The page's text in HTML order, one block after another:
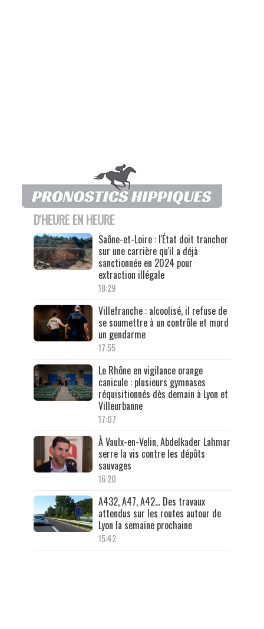
D'HEURE EN HEURE
Saône-et-Loire : l'État doit trancher
sur une carrière qu'il a déjà
sanctionnée en 2024 pour
extraction illégale
18:29
Villefranche : alcoolisé, il refuse de
se soumettre à un contrôle et mord
un gendarme
17:55
Le Rhône en vigilance orange
canicule : plusieurs gymnases
réquisitionnés dès demain à Lyon et
Villeurbanne
17:07
À Vaulx-en-Velin, Abdelkader Lahmar
serre la vis contre les dépôts
sauvages
16:20
A432, A47, A42… Des travaux
attendus sur les routes autour de
Lyon la semaine prochaine
15:42